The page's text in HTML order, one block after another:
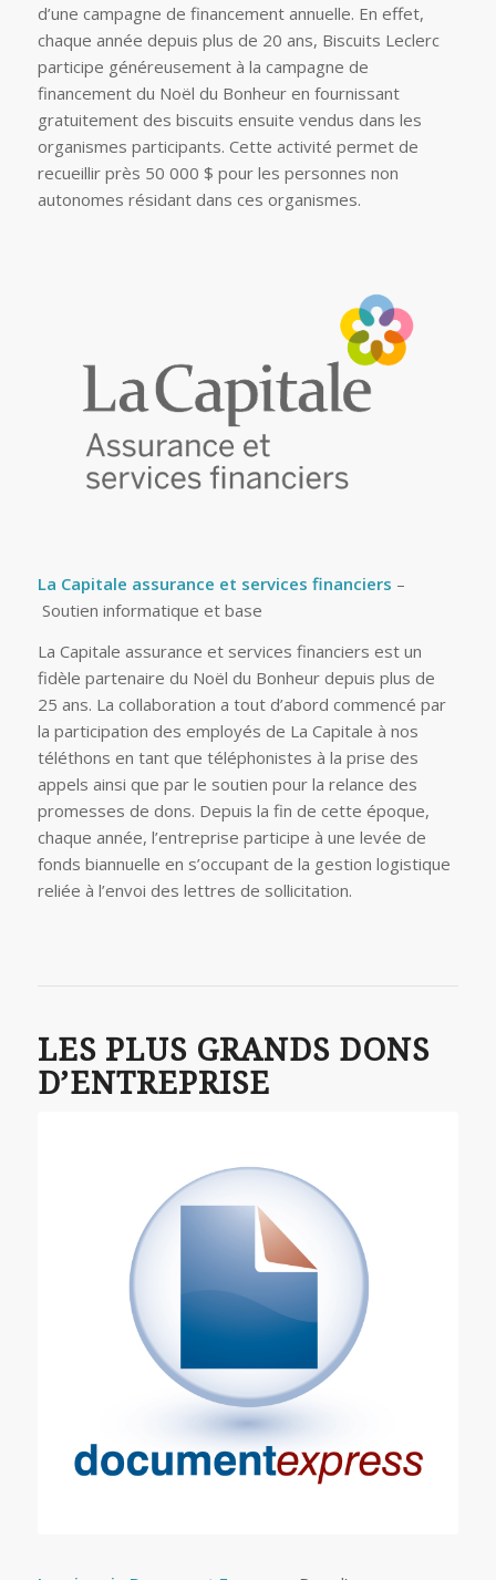
d’une campagne de financement annuelle. En effet,
chaque année depuis plus de 20 ans, Biscuits Leclerc
participe généreusement à la campagne de
financement du Noël du Bonheur en fournissant
gratuitement des biscuits ensuite vendus dans les
organismes participants. Cette activité permet de
recueillir près 50 000 $ pour les personnes non
autonomes résidant dans ces organismes.
La Capitale assurance et services financiers –
Soutien informatique et base
La Capitale assurance et services financiers est un
fidèle partenaire du Noël du Bonheur depuis plus de
25 ans. La collaboration a tout d’abord commencé par
la participation des employés de La Capitale à nos
téléthons en tant que téléphonistes à la prise des
appels ainsi que par le soutien pour la relance des
promesses de dons. Depuis la fin de cette époque,
chaque année, l’entreprise participe à une levée de
fonds biannuelle en s’occupant de la gestion logistique
reliée à l’envoi des lettres de sollicitation.
LES PLUS GRANDS DONS
D’ENTREPRISE